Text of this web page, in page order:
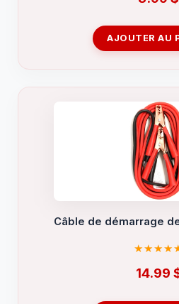
AJOUTER AU
Câble de démarrage
14.99